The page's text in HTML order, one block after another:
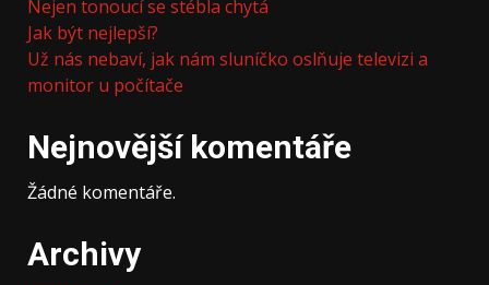
Nejen tonoucí se stébla chytá
Jak být nejlepší?
Už nás nebaví, jak nám sluníčko oslňuje televizi a
monitor u počítače
Nejnovější komentáře
Žádné komentáře.
Archivy